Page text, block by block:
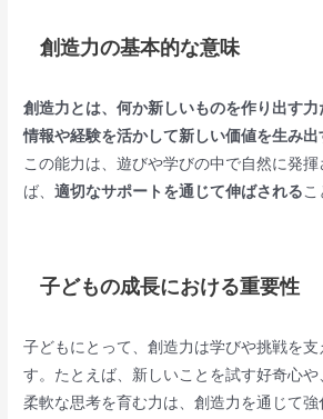
創造力の基本的な意味
創造力とは、何か新しいものを作り出す
情報や経験を活かして新しい価値を生み出
この能力は、遊びや学びの中で自然に発
ば、適切なサポートを通じて伸ばされるこ
子どもの成長における重要性
子どもにとって、創造力は学びや挑戦を支
す。たとえば、新しいことを試す好奇心
柔軟な思考を育む力は、創造力を通じて強